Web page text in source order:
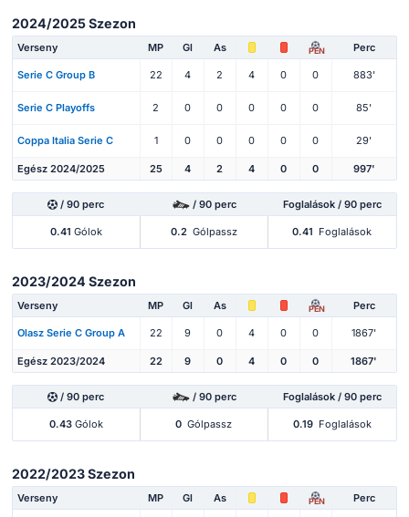
2024/2025 Szezon
Verseny MP Gl As PEN Perc
Serie C Group B 22 4 2 4 0 0 883'
Serie C Playoffs 2 0 0 0 0 0 85'
Coppa Italia Serie C 1 0 0 0 0 0 29'
Egész 2024/2025 25 4 2 4 0 0 997'
/ 90 perc / 90 perc Foglalások / 90 perc
0.41 Gólok 0.2 Gólpassz 0.41 Foglalások
2023/2024 Szezon
Verseny MP Gl As PEN Perc
Olasz Serie C Group A 22 9 0 4 0 0 1867'
Egész 2023/2024 22 9 0 4 0 0 1867'
/ 90 perc / 90 perc Foglalások / 90 perc
0.43Gólok 0 Gólpassz 0.19 Foglalások
2022/2023 Szezon
Verseny MP Gl As PEN Perc